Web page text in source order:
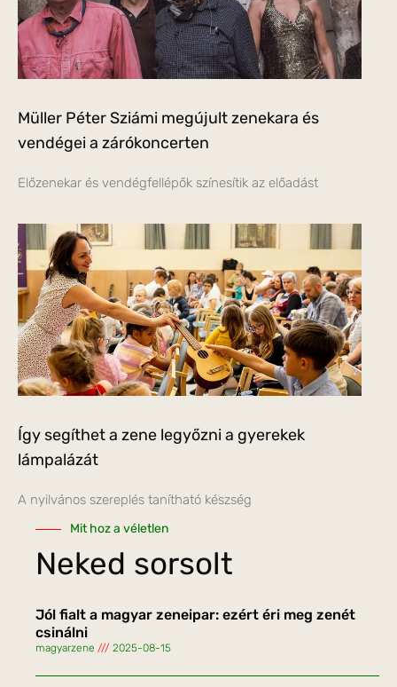
Müller Péter Sziámi megújult zenekara és
vendégei a zárókoncerten
Előzenekar és vendégfellépők színesítik az előadást
Így segíthet a zene legyőzni a gyerekek
lámpalázát
A nyilvános szereplés tanítható készség
Mit hoz a véletlen
Neked sorsolt
Jól fialt a magyar zeneipar: ezért éri meg zenét
csinálni
magyarzene 2025-08-15